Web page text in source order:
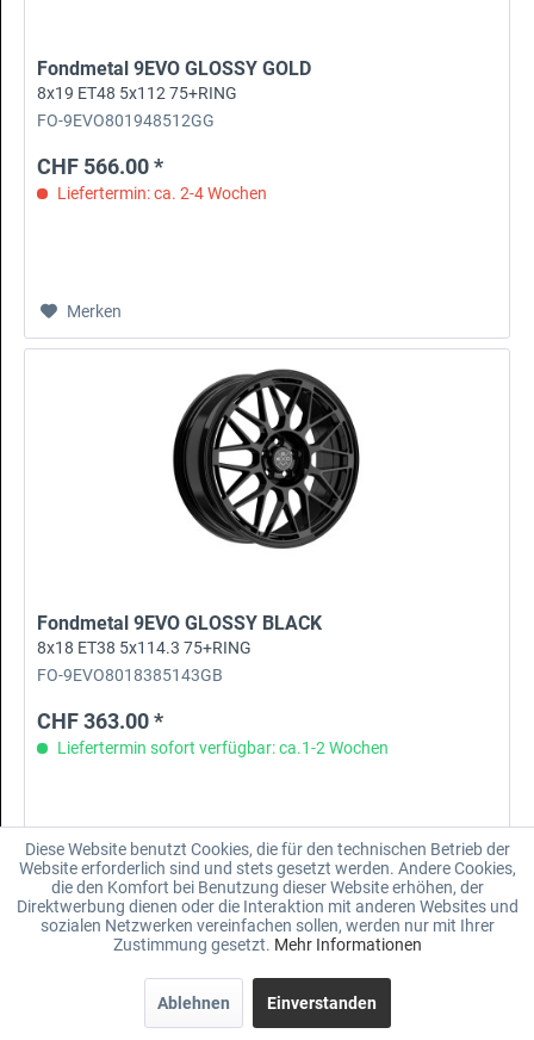
Fondmetal 9EVO GLOSSY GOLD
8x19 ET48 5x112 75+RING
FO-9EVO801948512GG
CHF 566.00 *
Liefertermin: ca. 2-4 Wochen
Merken
Fondmetal 9EVO GLOSSY BLACK
8x18 ET38 5x114.3 75+RING
FO-9EVO8018385143GB
CHF 363.00 *
Liefertermin sofort verfügbar: ca.1-2 Wochen
Merken
Diese Website benutzt Cookies, die für den technischen Betrieb der
Website erforderlich sind und stets gesetzt werden. Andere Cookies,
die den Komfort bei Benutzung dieser Website erhöhen, der
Direktwerbung dienen oder die Interaktion mit anderen Websites und
sozialen Netzwerken vereinfachen sollen, werden nur mit Ihrer
Zustimmung gesetzt. Mehr Informationen
Ablehnen Einverstanden